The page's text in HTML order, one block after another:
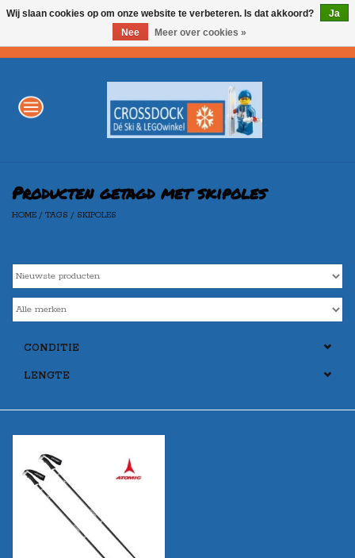
WINTERSPORT
LEGO
Merken
Producten getagd met skipoles
HOME / TAGS / SKIPOLES
CONDITIE
LENGTE
Wij slaan cookies op om onze website te verbeteren. Is dat akkoord?
Ja
Nee
Meer over cookies »